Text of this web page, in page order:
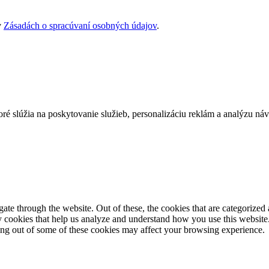
Zásadách o spracúvaní osobných údajov.
slúžia na poskytovanie služieb, personalizáciu reklám a analýzu
through the website. Out of these, the cookies that are categorized
that help us analyze and understand how you use this
out of some of these cookies may affect your browsing experience.